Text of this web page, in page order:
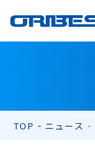
TOP ニュース